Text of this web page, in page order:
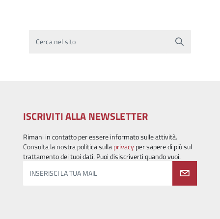
Cerca nel sito
ISCRIVITI ALLA NEWSLETTER
Rimani in contatto per essere informato sulle attività.
Consulta la nostra politica sullaprivacyper sapere di più sul
trattamento dei tuoi dati. Puoi disiscriverti quando vuoi.
INSERISCI LA TUA MAIL